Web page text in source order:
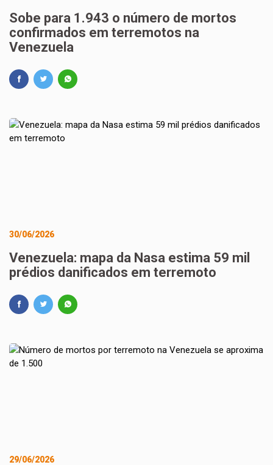
Sobe para 1.943 o número de mortos
confirmados em terremotos na
Venezuela
30/06/2026
Venezuela: mapa da Nasa estima 59 mil
prédios danificados em terremoto
29/06/2026